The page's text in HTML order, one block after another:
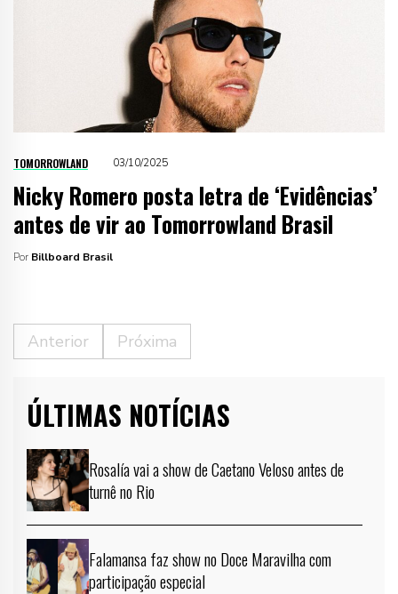
TOMORROWLAND 03/10/2025
Nicky Romero posta letra de ‘Evidências’
antes de vir ao Tomorrowland Brasil
Por Billboard Brasil
Anterior Próxima
ÚLTIMAS NOTÍCIAS
Rosalía vai a show de Caetano Veloso antes de
turnê no Rio
Falamansa faz show no Doce Maravilha com
participação especial